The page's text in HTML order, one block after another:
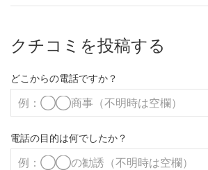
クチコミを投稿する
どこからの電話ですか？
電話の目的は何でしたか？